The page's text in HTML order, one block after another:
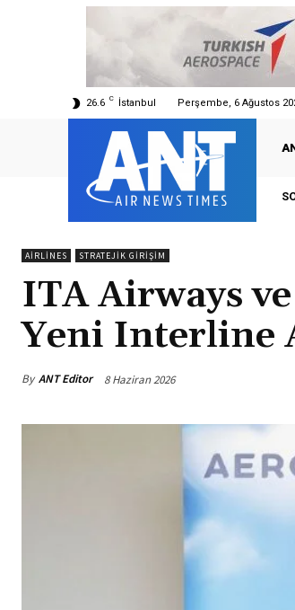
26.6 C İstanbul Perşembe, 6 Ağustos
AIRLINES STRATEJIK GIRIŞIM
ITA Airways
Yeni Interline
By ANT Editor 8 Haziran 2026